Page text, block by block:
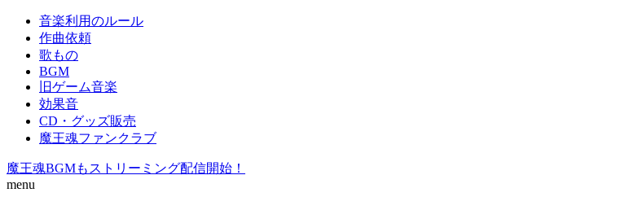
音楽利用のルール
作曲依頼
歌もの
BGM
旧ゲーム音楽
効果音
CD・グッズ販売
魔王魂ファンクラブ
魔王魂BGMもストリーミング配信開始！
menu